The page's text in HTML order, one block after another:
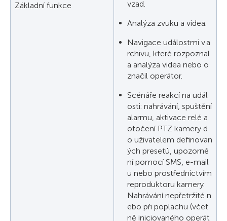
Základní funkce
vzad.
Analýza zvuku a videa.
Navigace událostmi v a
rchivu, které rozpoznal
a analýza videa nebo o
značil operátor.
Scénáře reakcí na udál
osti: nahrávání, spuštění
alarmu, aktivace relé a
otočení PTZ kamery d
o uživatelem definovan
ých presetů, upozorně
ní pomocí SMS, e-mail
u nebo prostřednictvím
reproduktoru kamery.
Nahrávání nepřetržité n
ebo při poplachu (včet
ně iniciovaného operát